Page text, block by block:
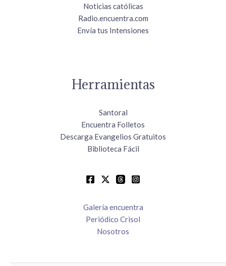
Noticias católicas
Radio.encuentra.com
Envía tus Intensiones
Herramientas
Santoral
Encuentra Folletos
Descarga Evangelios Gratuitos
Biblioteca Fácil
Galería encuentra
Periódico Crisol
Nosotros